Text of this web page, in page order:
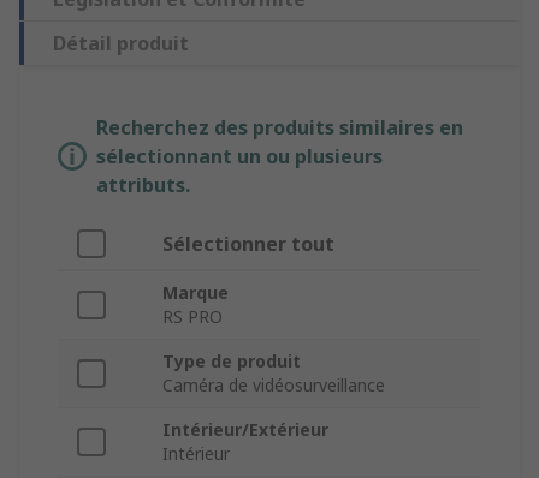
Détail produit
Recherchez des produits similaires en
sélectionnant un ou plusieurs
attributs.
Sélectionner tout
Marque
RS PRO
Type de produit
Caméra de vidéosurveillance
Intérieur/Extérieur
Intérieur